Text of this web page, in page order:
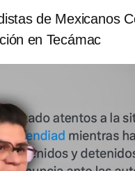
de Mexicanos
en Tecámac